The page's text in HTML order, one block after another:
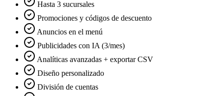
Hasta 3 sucursales
Promociones y códigos de descuento
Anuncios en el menú
Publicidades con IA (3/mes)
Analíticas avanzadas + exportar CSV
Diseño personalizado
División de cuentas